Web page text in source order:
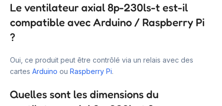
Le ventilateur axial 8p-230ls-t est-il
compatible avec Arduino / Raspberry Pi
?
Oui, ce produit peut être contrôlé via un relais avec des
cartes Arduino ou Raspberry Pi.
Quelles sont les dimensions du